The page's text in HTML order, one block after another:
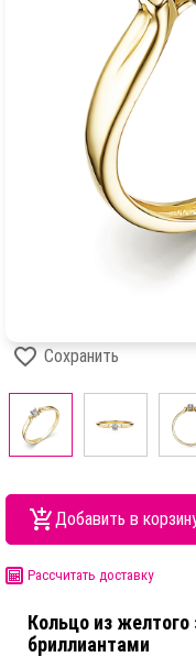
Сохранить
Добавить в
Рассчитать доставку
Кольцо из желтого
бриллиантами